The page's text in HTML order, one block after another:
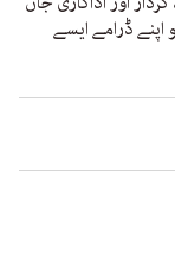
اپنے ڈرامے ایسے